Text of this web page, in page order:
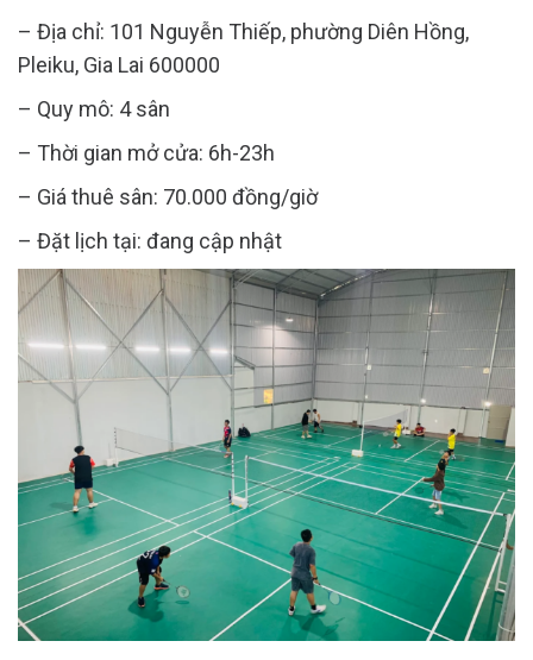
– Địa chỉ: 101 Nguyễn Thiếp, phường Diên Hồng,
Pleiku, Gia Lai 600000
– Quy mô: 4 sân
– Thời gian mở cửa: 6h-23h
– Giá thuê sân: 70.000 đồng/giờ
– Đặt lịch tại: đang cập nhật